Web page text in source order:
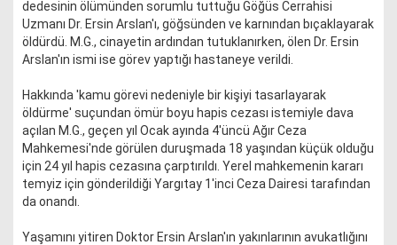
dedesinin ölümünden sorumlu tuttuğu Göğüs Cerrahisi
Uzmanı Dr. Ersin Arslan'ı, göğsünden ve karnından bıçaklayarak
öldürdü. M.G., cinayetin ardından tutuklanırken, ölen Dr. Ersin
Arslan'ın ismi ise görev yaptığı hastaneye verildi.
Hakkında 'kamu görevi nedeniyle bir kişiyi tasarlayarak
öldürme' suçundan ömür boyu hapis cezası istemiyle dava
açılan M.G., geçen yıl Ocak ayında 4'üncü Ağır Ceza
Mahkemesi'nde görülen duruşmada 18 yaşından küçük olduğu
için 24 yıl hapis cezasına çarptırıldı. Yerel mahkemenin kararı
temyiz için gönderildiği Yargıtay 1'inci Ceza Dairesi tarafından
da onandı.
Yaşamını yitiren Doktor Ersin Arslan'ın yakınlarının avukatlığını